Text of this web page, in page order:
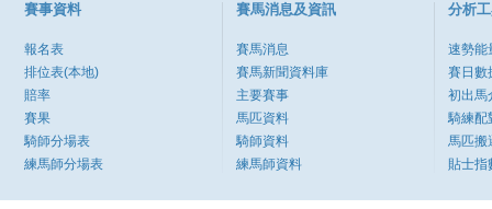
賽事資料
報名表
排位表(本地)
賠率
賽果
騎師分場表
練馬師分場表
賽馬消息及資訊
賽馬消息
賽馬新聞資料庫
主要賽事
馬匹資料
騎師資料
練馬師資料
分析
速勢能
賽日數
初出馬
騎練配
馬匹搬
貼士指